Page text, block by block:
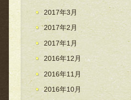
2017年3月
2017年2月
2017年1月
2016年12月
2016年11月
2016年10月